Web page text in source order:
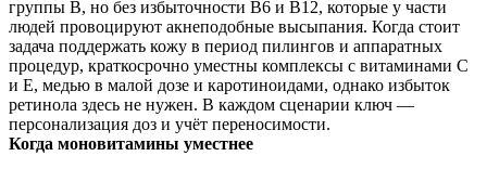
группы B, но без избыточности B6 и B12, которые у части
людей провоцируют акнеподобные высыпания. Когда стоит
задача поддержать кожу в период пилингов и аппаратных
процедур, краткосрочно уместны комплексы с витаминами С
и Е, медью в малой дозе и каротиноидами, однако избыток
ретинола здесь не нужен. В каждом сценарии ключ —
персонализация доз и учёт переносимости.
Когда моновитамины уместнее